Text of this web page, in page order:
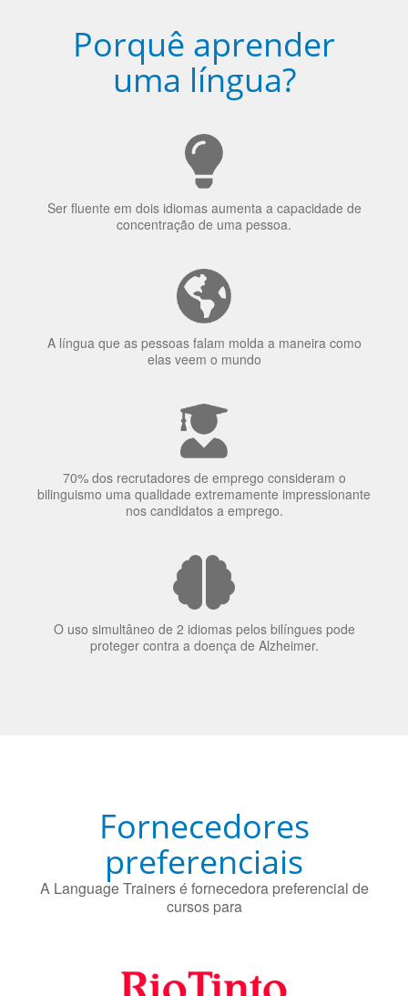
Porquê aprender
uma língua?
Ser fluente em dois idiomas aumenta a capacidade de
concentração de uma pessoa.
A língua que as pessoas falam molda a maneira como
elas veem o mundo
70% dos recrutadores de emprego consideram o
bilinguismo uma qualidade extremamente impressionante
nos candidatos a emprego.
O uso simultâneo de 2 idiomas pelos bilíngues pode
proteger contra a doença de Alzheimer.
Fornecedores
preferenciais
A Language Trainers é fornecedora preferencial de
cursos para